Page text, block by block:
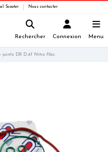
Scooter Nous contacter
Rechercher Connexion Menu
joints DR D.47 Nitro 70cc